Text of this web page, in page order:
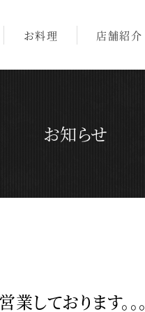
お料理 店舗紹介
お知らせ
しております。。。